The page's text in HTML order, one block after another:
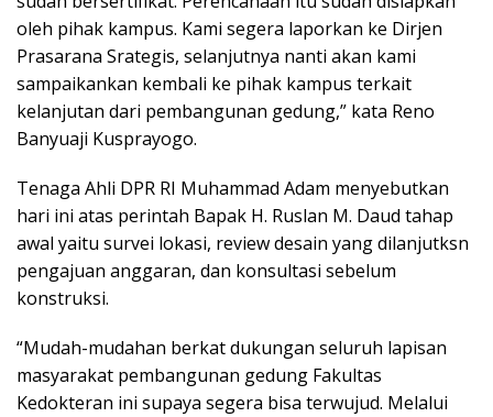
oleh pihak kampus. Kami segera laporkan ke Dirjen
Prasarana Srategis, selanjutnya nanti akan kami
sampaikankan kembali ke pihak kampus terkait
kelanjutan dari pembangunan gedung,” kata Reno
Banyuaji Kusprayogo.
Tenaga Ahli DPR RI Muhammad Adam menyebutkan
hari ini atas perintah Bapak H. Ruslan M. Daud tahap
awal yaitu survei lokasi, review desain yang dilanjutksn
pengajuan anggaran, dan konsultasi sebelum
konstruksi.
“Mudah-mudahan berkat dukungan seluruh lapisan
masyarakat pembangunan gedung Fakultas
Kedokteran ini supaya segera bisa terwujud. Melalui